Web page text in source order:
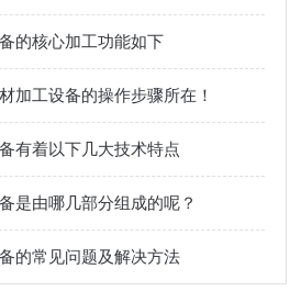
的核心加工功能如下
加工设备的操作步骤所在！
有着以下几大技术特点
是由哪几部分组成的呢？
的常见问题及解决方法